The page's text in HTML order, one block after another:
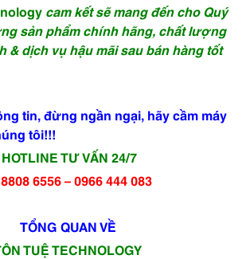
cam kết sẽ mang đến cho Quý
sản phẩm chính hãng, chất lượng
& dịch vụ hậu mãi sau bán hàng tốt
tin, đừng ngần ngại, hãy cầm máy
tôi!!!
HOTLINE TƯ VẤN 24/7
6556 – 0966 444 083
TỔNG QUAN VỀ
TUỆ TECHNOLOGY